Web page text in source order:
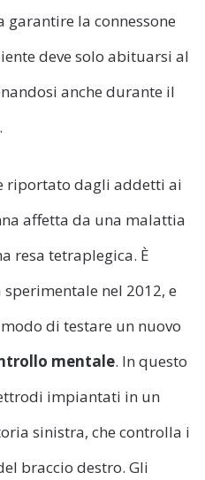
la connessone
deve solo abituarsi al
anche durante il
riportato dagli addetti ai
affetta da una malattia
resa tetraplegica. È
nel 2012, e
di testare un nuovo
mentale. In questo
impiantati in un
sinistra, che controlla i
braccio destro. Gli